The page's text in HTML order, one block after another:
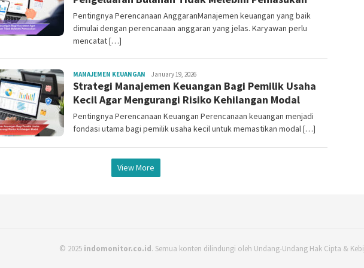
Pentingnya Perencanaan AnggaranManajemen keuangan yang baik
dimulai dengan perencanaan anggaran yang jelas. Karyawan perlu
mencatat […]
MANAJEMEN KEUANGAN Mala
Citraning
January 19, 2026
Strategi Manajemen Keuangan Bagi Pemilik Usaha
Kecil Agar Mengurangi Risiko Kehilangan Modal
Pentingnya Perencanaan Keuangan Perencanaan keuangan menjadi
fondasi utama bagi pemilik usaha kecil untuk memastikan modal […]
View More
© 2025 indomonitor.co.id. Semua konten dilindungi oleh Undang-Undang Hak Cipta &